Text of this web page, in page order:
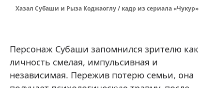
Хазал Субаши и Рыза Коджаоглу / кадр из сериала «Чукур»
Персонаж Субаши запомнился зрителю как
личность смелая, импульсивная и
независимая. Пережив потерю семьи, она